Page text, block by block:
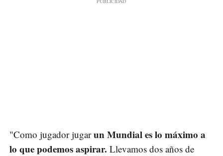
"Como jugador jugarun Mundial es lo máximo a
lo que podemos aspirar. Llevamos dos años de